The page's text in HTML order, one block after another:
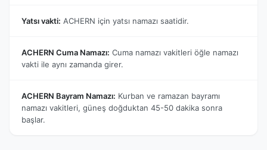
Yatsı vakti: ACHERN için yatsı namazı saatidir.
ACHERN Cuma Namazı: Cuma namazı vakitleri öğle namazı
vakti ile aynı zamanda girer.
ACHERN Bayram Namazı: Kurban ve ramazan bayramı
namazı vakitleri, güneş doğduktan 45-50 dakika sonra
başlar.